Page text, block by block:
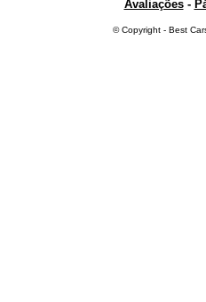
Avaliações-
© Copyright - Best